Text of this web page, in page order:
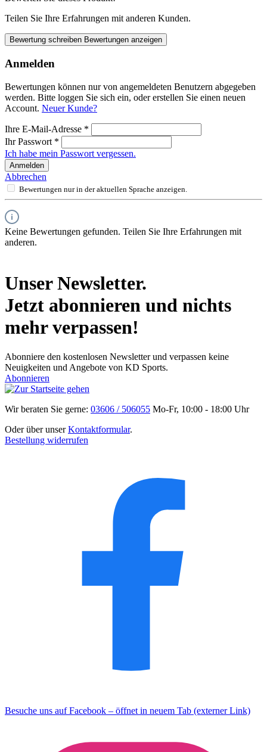
Teilen Sie Ihre Erfahrungen mit anderen Kunden.
Bewertung schreiben Bewertungen anzeigen
Anmelden
Bewertungen können nur von angemeldeten Benutzern abgegeben
werden. Bitte loggen Sie sich ein, oder erstellen Sie einen neuen
Account. Neuer Kunde?
Ihre E-Mail-Adresse *
Ihr Passwort *
Ich habe mein Passwort vergessen.
Anmelden
Abbrechen
Bewertungen nur in der aktuellen Sprache anzeigen.
Keine Bewertungen gefunden. Teilen Sie Ihre Erfahrungen mit
anderen.
Unser Newsletter.
Jetzt abonnieren und nichts
mehr verpassen!
Abonniere den kostenlosen Newsletter und verpassen keine
Neuigkeiten und Angebote von KD Sports.
Abonnieren
Wir beraten Sie gerne: 03606 / 506055 Mo-Fr, 10:00 - 18:00 Uhr
Oder über unserKontaktformular.
Bestellung widerrufen
Besuche uns auf Facebook – öffnet in neuem Tab (externer Link)